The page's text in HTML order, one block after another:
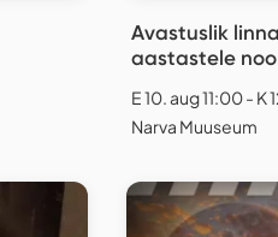
Avastuslik
E 10. aug 11:00 - K
Narva Muuseum